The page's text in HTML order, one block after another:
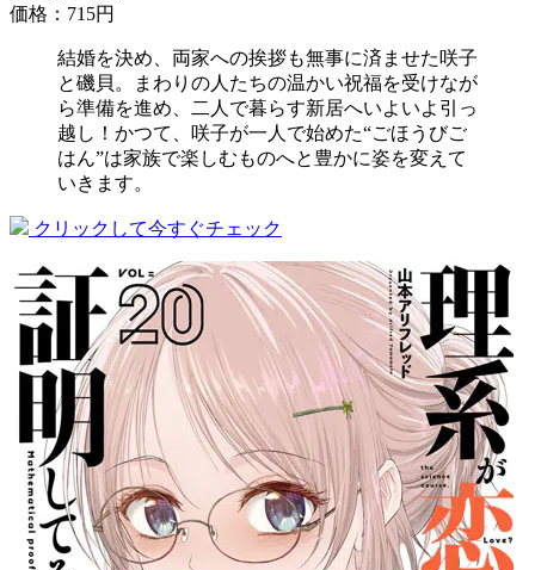
価格：715円
結婚を決め、両家への挨拶も無事に済ませた咲子
と磯貝。まわりの人たちの温かい祝福を受けなが
ら準備を進め、二人で暮らす新居へいよいよ引っ
越し！かつて、咲子が一人で始めた“ごほうびご
はん”は家族で楽しむものへと豊かに姿を変えて
いきます。
クリックして今すぐチェック